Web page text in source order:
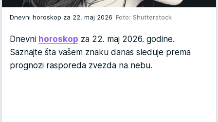
Dnevni horoskop za 22. maj 2026 Foto: Shutterstock
Dnevni horoskop za 22. maj 2026. godine.
Saznajte šta vašem znaku danas sleduje prema
prognozi rasporeda zvezda na nebu.